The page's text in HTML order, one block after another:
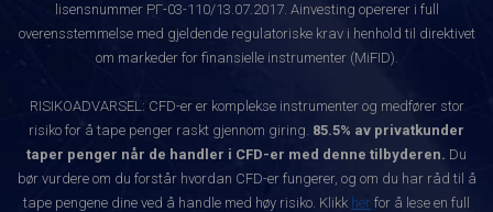
lisensnummer РГ-03-110/13.07.2017. Ainvesting opererer i full
overensstemmelse med gjeldende regulatoriske krav i henhold til direktivet
om markeder for finansielle instrumenter (MiFID).
RISIKOADVARSEL: CFD-er er komplekse instrumenter og medfører stor
risiko for å tape penger raskt gjennom giring. 85.5% av privatkunder
taper penger når de handler i CFD-er med denne tilbyderen. Du
bør vurdere om du forstår hvordan CFD-er fungerer, og om du har råd til å
tape pengene dine ved å handle med høy risiko. Klikk her for å lese en full